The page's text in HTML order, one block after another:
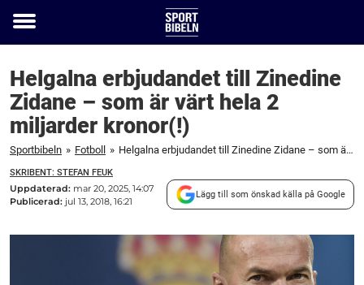
Toggle
Helgalna erbjudandet till Zinedine
Zidane – som är värt hela 2
miljarder kronor(!)
Sportbibeln » Fotboll » Helgalna erbjudandet till Zinedine Zidane – som är värt hela 2 miljarder kronor(!)
SKRIBENT: STEFAN FEUK
Uppdaterad: mar 20, 2025, 14:07
Publicerad: jul 13, 2018, 16:21
Lägg till som önskad källa på Google